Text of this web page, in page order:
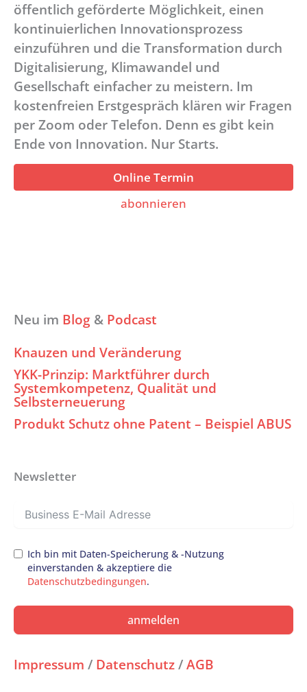
öffentlich geförderte Möglichkeit, einen
kontinuierlichen Innovationsprozess
einzuführen und die Transformation durch
Digitalisierung, Klimawandel und
Gesellschaft einfacher zu meistern. Im
kostenfreien Erstgespräch klären wir Fragen
per Zoom oder Telefon. Denn es gibt kein
Ende von Innovation. Nur Starts.
Online Termin
abonnieren
Neu im Blog & Podcast
Knauzen und Veränderung
YKK-Prinzip: Marktführer durch
Systemkompetenz, Qualität und
Selbsterneuerung
Produkt Schutz ohne Patent – Beispiel ABUS
Newsletter
Ich bin mit Daten-Speicherung & -Nutzung
einverstanden & akzeptiere die
Datenschutzbedingungen.
anmelden
Impressum / Datenschutz / AGB